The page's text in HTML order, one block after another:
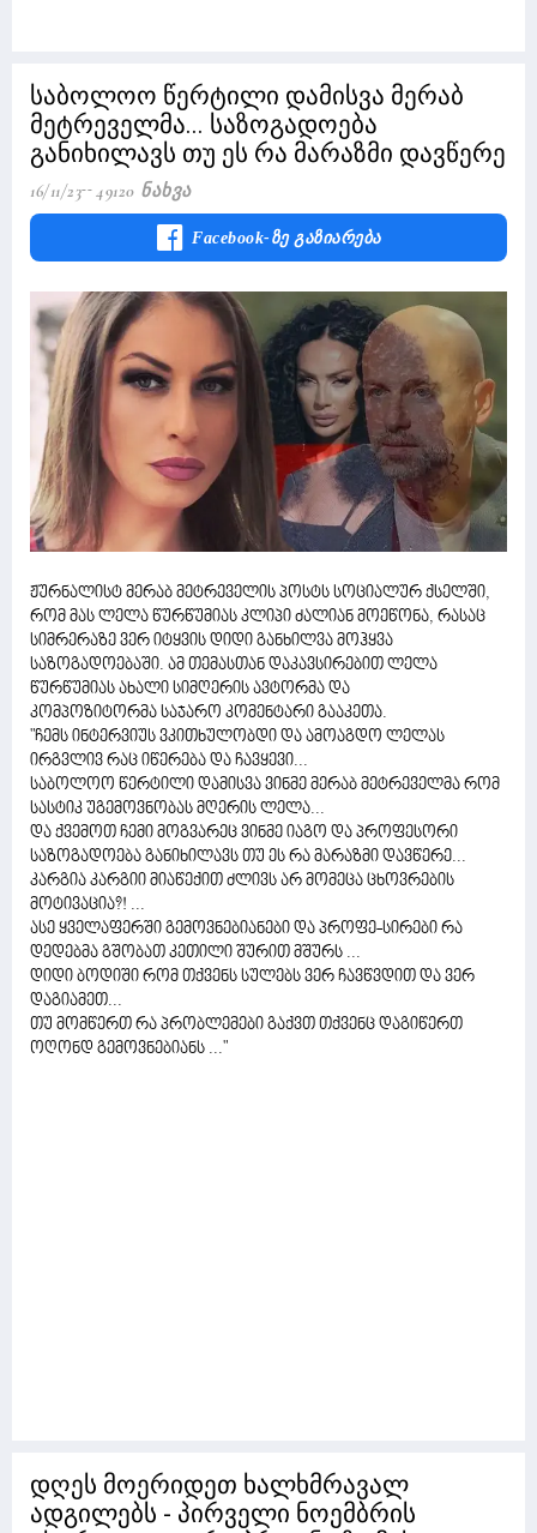
საბოლოო წერტილი დამისვა მერაბ
მეტრეველმა... საზოგადოება
განიხილავს თუ ეს რა მარაზმი დავწერე
16/11/23 49120 Ნახვა
Facebook-Ზე Გაზიარება
ჟურნალისტ მერაბ მეტრეველის პოსტს სოციალურ ქსელში,
რომ მას ლელა წურწუმიას კლიპი ძალიან მოეწონა, რასაც
სიმრერაზე ვერ იტყვის დიდი განხილვა მოჰყვა
საზოგადოებაში. ამ თემასთან დაკავსირებით ლელა
წურწუმიას ახალი სიმღერის ავტორმა და
კომპოზიტორმა საჯარო კომენტარი გააკეთა.
"ჩემს ინტერვიუს ვკითხულობდი და ამოაგდო ლელას
ირგვლივ რაც იწერება და ჩავყევი...
საბოლოო წერტილი დამისვა ვინმე მერაბ მეტრეველმა რომ
სასტიკ უგემოვნობას მღერის ლელა...
და ქვემოთ ჩემი მოგვარეც ვინმე იაგო და პროფესორი
საზოგადოება განიხილავს თუ ეს რა მარაზმი დავწერე...
კარგია კარგიი მიაწექით ძლივს არ მომეცა ცხოვრების
მოტივაცია?! ...
ასე ყველაფერში გემოვნებიანები და პროფე-სირები რა
დედებმა გშობათ კეთილი შურით მშურს ...
დიდი ბოდიში რომ თქვენს სულებს ვერ ჩავწვდით და ვერ
დაგიამეთ...
თუ მომწერთ რა პრობლემები გაქვთ თქვენც დაგიწერთ
ოღონდ გემოვნებიანს ..."
დღეს მოერიდეთ ხალხმრავალ
ადგილებს - პირველი ნოემბრის